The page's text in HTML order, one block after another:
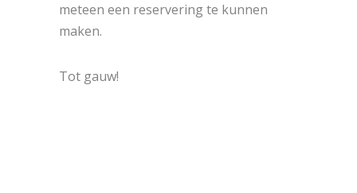
meteen een reservering te kunnen
maken.
Tot gauw!